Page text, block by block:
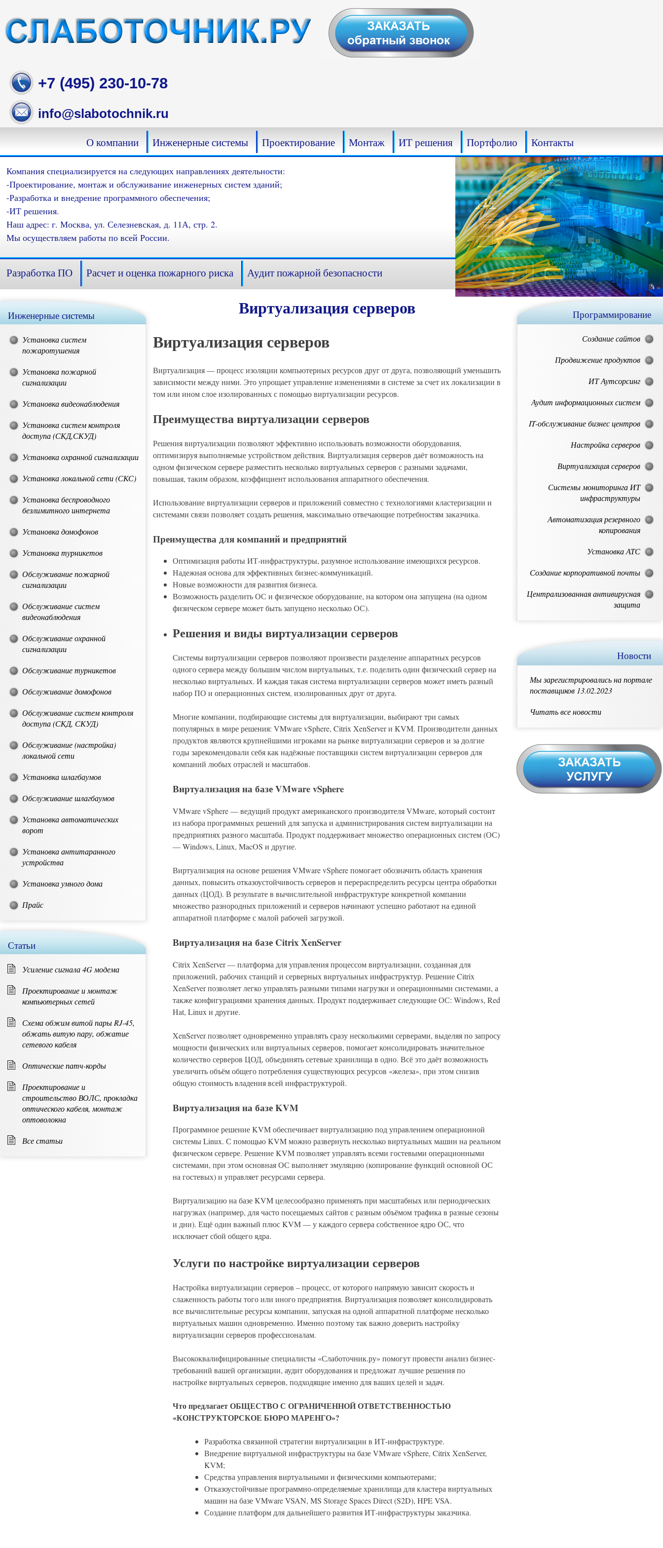
content
+7 (495) 230-10-78
info@slabotochnik.ru
О компании Инженерные системы Проектирование Монтаж ИТ решения Портфолио Контакты
Компания специализируется на следующих направлениях деятельности:
-Проектирование, монтаж и обслуживание инженерных систем зданий;
-Разработка и внедрение программного обеспечения;
-ИТ решения.
Наш адрес: г. Москва, ул. Селезневская, д. 11А, стр. 2.
Мы осуществляем работы по всей России.
Разработка ПО Расчет и оценка пожарного риска Аудит пожарной безопасности
Инженерные системы
Установка систем
пожаротушения
Установка пожарной
сигнализации
Установка видеонаблюдения
Установка систем контроля
доступа (СКД,СКУД)
Установка охранной сигнализации
Установка локальной сети (СКС)
Установка беспроводного
безлимитного интернета
Установка домофонов
Установка турникетов
Обслуживание пожарной
сигнализации
Обслуживание систем
видеонаблюдения
Обслуживание охранной
сигнализации
Обслуживание турникетов
Обслуживание домофонов
Обслуживание систем контроля
доступа (СКД, СКУД)
Обслуживание (настройка)
локальной сети
Установка шлагбаумов
Обслуживание шлагбаумов
Установка автоматических
ворот
Установка антитаранного
устройства
Установка умного дома
Прайс
Статьи
Усиление сигнала 4G модема
Проектирование и монтаж
компьютерных сетей
Схема обжим витой пары RJ-45,
обжать витую пару, обжатие
сетевого кабеля
Оптические патч-корды
Проектирование и
строительство ВОЛС, прокладка
оптического кабеля, монтаж
оптоволокна
Все статьи
Виртуализация серверов
Виртуализация серверов
Виртуализация — процесс изоляции компьютерных ресурсов друг от друга, позволяющий уменьшить
зависимости между ними. Это упрощает управление изменениями в системе за счет их локализации в
том или ином слое изолированных с помощью виртуализации ресурсов.
Преимущества виртуализации серверов
Решения виртуализации позволяют эффективно использовать возможности оборудования,
оптимизируя выполняемые устройством действия. Виртуализация серверов даёт возможность на
одном физическом сервере разместить несколько виртуальных серверов с разными задачами,
повышая, таким образом, коэффициент использования аппаратного обеспечения.
Использование виртуализации серверов и приложений совместно с технологиями кластеризации и
системами связи позволяет создать решения, максимально отвечающие потребностям заказчика.
Преимущества для компаний и предприятий
Оптимизация работы ИТ-инфраструктуры, разумное использование имеющихся ресурсов.
Надежная основа для эффективных бизнес-коммуникаций.
Новые возможности для развития бизнеса.
Возможность разделить ОС и физическое оборудование, на котором она запущена (на одном
физическом сервере может быть запущено несколько ОС).
Решения и виды виртуализации серверов
Системы виртуализации серверов позволяют произвести разделение аппаратных ресурсов
одного сервера между большим числом виртуальных, т.е. поделить один физический сервер на
несколько виртуальных. И каждая такая система виртуализации серверов может иметь разный
набор ПО и операционных систем, изолированных друг от друга.
Многие компании, подбирающие системы для виртуализации, выбирают три самых
популярных в мире решения: VMware vSphere, Citrix XenServer и KVM. Производители данных
продуктов являются крупнейшими игроками на рынке виртуализации серверов и за долгие
годы зарекомендовали себя как надёжные поставщики систем виртуализации серверов для
компаний любых отраслей и масштабов.
Виртуализация на базе VMware vSphere
VMware vSphere — ведущий продукт американского производителя VMware, который состоит
из набора программных решений для запуска и администрирования систем виртуализации на
предприятиях разного масштаба. Продукт поддерживает множество операционных систем (ОС)
— Windows, Linux, MacOS и другие.
Виртуализация на основе решения VMware vSphere помогает обозначить область хранения
данных, повысить отказоустойчивость серверов и перераспределить ресурсы центра обработки
данных (ЦОД). В результате в вычислительной инфраструктуре конкретной компании
множество разнородных приложений и серверов начинают успешно работают на единой
аппаратной платформе с малой рабочей загрузкой.
Виртуализация на базе Citrix XenServer
Citrix XenServer — платформа для управления процессом виртуализации, созданная для
приложений, рабочих станций и серверных виртуальных инфраструктур. Решение Citrix
XenServer позволяет легко управлять разными типами нагрузки и операционными системами, а
также конфигурациями хранения данных. Продукт поддерживает следующие ОС: Windows, Red
Hat, Linux и другие.
XenServer позволяет одновременно управлять сразу несколькими серверами, выделяя по запросу
мощности физических или виртуальных серверов, помогает консолидировать значительное
количество серверов ЦОД, объединять сетевые хранилища в одно. Всё это даёт возможность
увеличить объём общего потребления существующих ресурсов «железа», при этом снизив
общую стоимость владения всей инфраструктурой.
Виртуализация на базе KVM
Программное решение KVM обеспечивает виртуализацию под управлением операционной
системы Linux. С помощью KVM можно развернуть несколько виртуальных машин на реальном
физическом сервере. Решение KVM позволяет управлять всеми гостевыми операционными
системами, при этом основная ОС выполняет эмуляцию (копирование функций основной ОС
на гостевых) и управляет ресурсами сервера.
Виртуализацию на базе KVM целесообразно применять при масштабных или периодических
нагрузках (например, для часто посещаемых сайтов с разным объёмом трафика в разные сезоны
и дни). Ещё один важный плюс KVM — у каждого сервера собственное ядро ОС, что
исключает сбой общего ядра.
Услуги по настройке виртуализации серверов
Настройка виртуализации серверов – процесс, от которого напрямую зависит скорость и
слаженность работы того или иного предприятия. Виртуализация позволяет консолидировать
все вычислительные ресурсы компании, запуская на одной аппаратной платформе несколько
виртуальных машин одновременно. Именно поэтому так важно доверить настройку
виртуализации серверов профессионалам.
Высококвалифицированные специалисты «Слаботочник.ру» помогут провести анализ бизнес-
требований вашей организации, аудит оборудования и предложат лучшие решения по
настройке виртуальных серверов, подходящие именно для ваших целей и задач.
Что предлагает ОБЩЕСТВО С ОГРАНИЧЕННОЙ ОТВЕТСТВЕННОСТЬЮ
«КОНСТРУКТОРСКОЕ БЮРО МАРЕНГО»?
Разработка связанной стратегии виртуализации в ИТ-инфраструктуре.
Внедрение виртуальной инфраструктуры на базе VMware vSphere, Citrix XenServer,
KVM;
Средства управления виртуальными и физическими компьютерами;
Отказоустойчивые программно-определяемые хранилища для кластера виртуальных
машин на базе VMware VSAN, MS Storage Spaces Direct (S2D), HPE VSA.
Создание платформ для дальнейшего развития ИТ-инфраструктуры заказчика.
Программирование
Создание сайтов
Продвижение продуктов
ИТ Аутсорсинг
Аудит информационных систем
IT-обслуживание бизнес центров
Настройка серверов
Виртуализация серверов
Системы мониторинга ИТ
инфраструктуры
Автоматизация резервного
копирования
Установка АТС
Создание корпоративной почты
Централизованная антивирусная
защита
Новости
Мы зарегистрировались на портале
поставщиков 13.02.2023
Читать все новости